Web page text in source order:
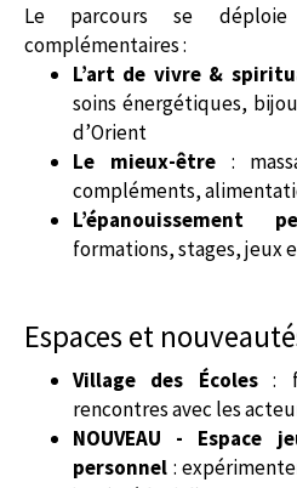
Le parcours se
complémentaires :
L’art de vivre &
soins énergétiques,
d’Orient
Le mieux-être:
compléments,
L’épanouissement
formations, stages, jeux
Espaces et
Village des Écoles:
rencontres avec les
NOUVEAU - Espace
personnel :